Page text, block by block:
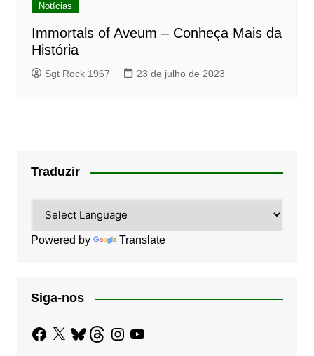
Notícias
Immortals of Aveum – Conheça Mais da
História
Sgt Rock 1967 23 de julho de 2023
Traduzir
Powered by Translate
Siga-nos
Facebook
X BlueskyThreadsInstagram
YouTube